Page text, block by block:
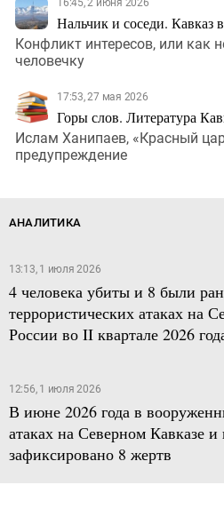
16:45, 2 июня 2026
Нальчик и соседи. Кавказ
Конфликт интересов, или как
человечку
17:53, 27 мая 2026
Горы слов. Литература
Ислам Ханипаев, «Красный
предупреждение
АНАЛИТИКА
13:13, 1 июля 2026
4 человека убиты и 8 были
террористических атаках на
России во II квартале 2026
12:56, 1 июля 2026
В июне 2026 года в
атаках на Северном Кавказе
зафиксировано 8 жертв